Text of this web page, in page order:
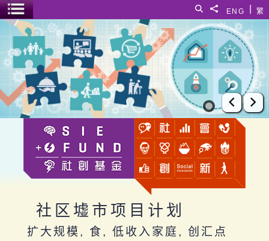
繁
ENG
分享給
搜寻
菜单开关
社区墟市项目计划
上一张
下
社区墟市项目计划
扩大规模, 食, 低收入家庭, 创汇点